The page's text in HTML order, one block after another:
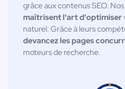
grâce aux contenus SEO.
maîtrisent l'art d'optimiser
naturel. Grâce à leurs
devancez les pages
moteurs de recherche.